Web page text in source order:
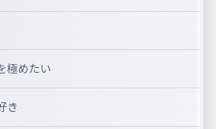
極めたい
き